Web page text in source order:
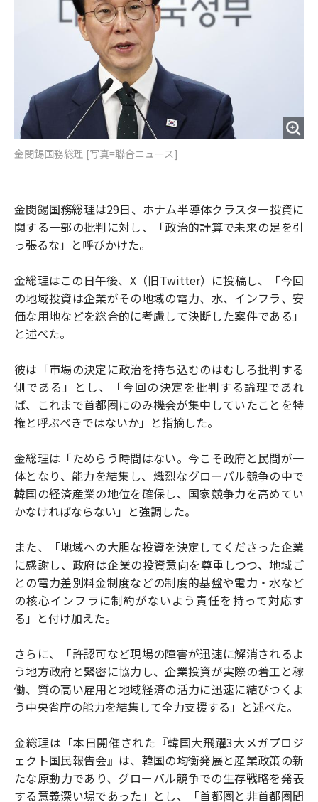
金閔錫国務総理 [写真=聯合ニュース]
金閔錫国務総理は29日、ホナム半導体クラスター投資に
関する一部の批判に対し、「政治的計算で未来の足を引
っ張るな」と呼びかけた。
金総理はこの日午後、X（旧Twitter）に投稿し、「今回
の地域投資は企業がその地域の電力、水、インフラ、安
価な用地などを総合的に考慮して決断した案件である」
と述べた。
彼は「市場の決定に政治を持ち込むのはむしろ批判する
側である」とし、「今回の決定を批判する論理であれ
ば、これまで首都圏にのみ機会が集中していたことを特
権と呼ぶべきではないか」と指摘した。
金総理は「ためらう時間はない。今こそ政府と民間が一
体となり、能力を結集し、熾烈なグローバル競争の中で
韓国の経済産業の地位を確保し、国家競争力を高めてい
かなければならない」と強調した。
また、「地域への大胆な投資を決定してくださった企業
に感謝し、政府は企業の投資意向を尊重しつつ、地域ご
との電力差別料金制度などの制度的基盤や電力・水など
の核心インフラに制約がないよう責任を持って対応す
る」と付け加えた。
さらに、「許認可など現場の障害が迅速に解消されるよ
う地方政府と緊密に協力し、企業投資が実際の着工と稼
働、質の高い雇用と地域経済の活力に迅速に結びつくよ
う中央省庁の能力を結集して全力支援する」と述べた。
金総理は「本日開催された『韓国大飛躍3大メガプロジ
ェクト国民報告会』は、韓国の均衡発展と産業政策の新
たな原動力であり、グローバル競争での生存戦略を発表
する意義深い場であった」とし、「首都圏と非首都圏間